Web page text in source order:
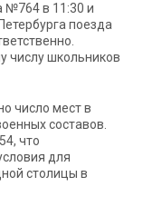
№764 в 11:30 и
поезда
числу школьников
число мест в
составов.
что
для
столицы в